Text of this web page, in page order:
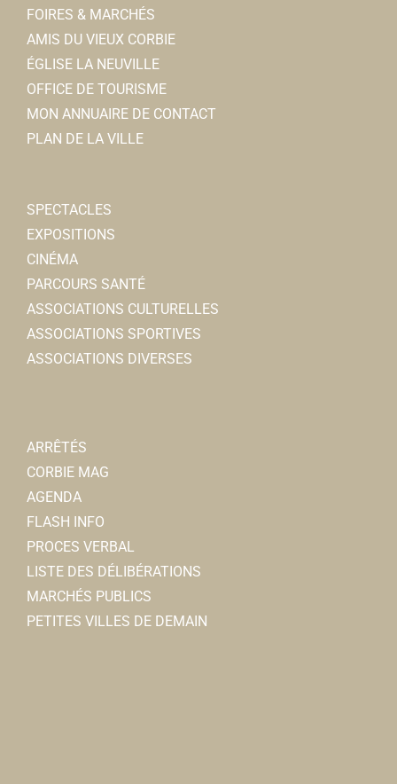
FOIRES & MARCHÉS
AMIS DU VIEUX CORBIE
ÉGLISE LA NEUVILLE
OFFICE DE TOURISME
MON ANNUAIRE DE CONTACT
PLAN DE LA VILLE
SPECTACLES
EXPOSITIONS
CINÉMA
PARCOURS SANTÉ
ASSOCIATIONS CULTURELLES
ASSOCIATIONS SPORTIVES
ASSOCIATIONS DIVERSES
ARRÊTÉS
CORBIE MAG
AGENDA
FLASH INFO
PROCES VERBAL
LISTE DES DÉLIBÉRATIONS
MARCHÉS PUBLICS
PETITES VILLES DE DEMAIN